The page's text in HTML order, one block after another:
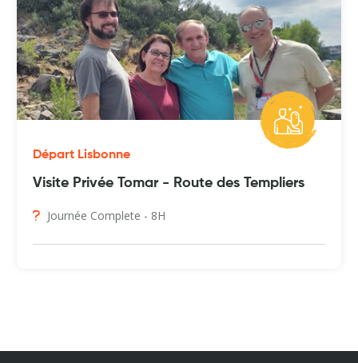
Départ Lisbonne
Visite Privée Tomar - Route des Templiers
Journée Complete - 8H